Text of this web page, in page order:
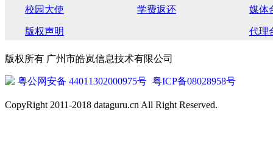
校园大使 学费返还 媒体
版权声明 代理
版权所有 广州市皓岚信息技术有限公司
粤公网安备 44011302000975号 粤ICP备08028958号
CopyRight 2011-2018 dataguru.cn All Right Reserved.